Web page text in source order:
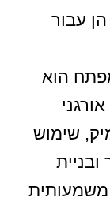
עבור
הוא
שימוש